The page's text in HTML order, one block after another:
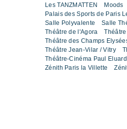
Les TANZMATTEN
Moods
Palais des Sports de Paris
Salle Polyvalente
Salle
Théâtre de l'Agora
Théâtre des Champs
Théâtre Jean-Vilar / Vitry
Théâtre-Cinéma Paul Eluard
Zénith Paris la Villette